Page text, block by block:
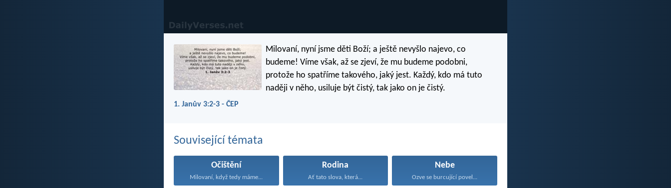
Milovaní, nyní jsme děti Boží; a ještě nevyšlo najevo, co
budeme! Víme však, až se zjeví, že mu budeme podobni,
protože ho spatříme takového, jaký jest. Každý, kdo má tuto
naději v něho, usiluje být čistý, tak jako on je čistý.
1. Janův 3:2-3 - ČEP
Související témata
Očištění
Milovaní, když tedy máme...
Rodina
Ať tato slova, která...
Nebe
Ozve se burcující povel...